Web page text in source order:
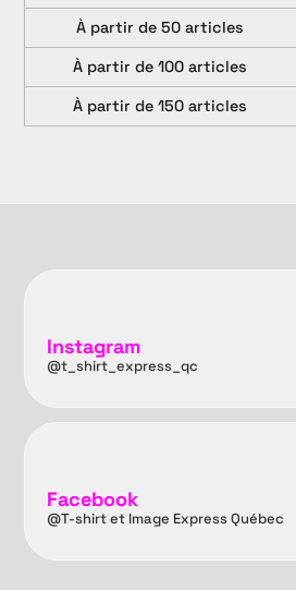
À partir de 50 articles
À partir de 100 articles
À partir de 150 articles
Instagram
@t_shirt_express_qc
Facebook
@T-shirt et Image Express Québec